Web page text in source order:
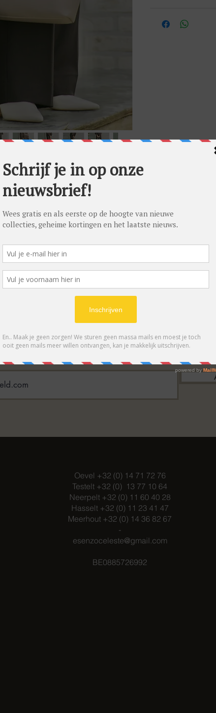
OP ONZE NIEUWSBRIEF
op de hoogte van acties en- /
Oevel +32 (0) 14 71 72 76
Testelt +32 (0) 13 77 10 64
Neerpelt +32 (0) 11 60 40 28
Hasselt +32 (0) 11 23 41 47
Meerhout +32 (0) 14 36 82 67
-
esenzoceleste@gmail.com
BE0885726992